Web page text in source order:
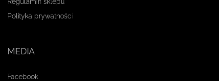
Polityka prywatności
MEDIA
Facebook